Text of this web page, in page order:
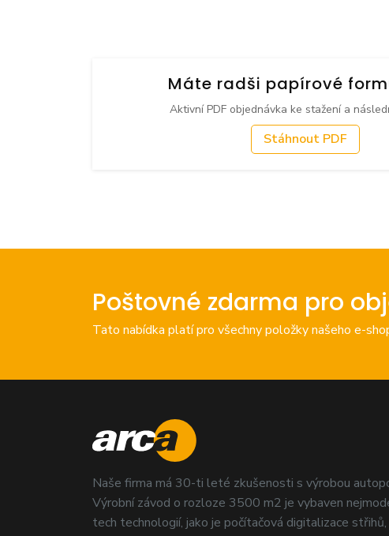
Máte radši papírové
Aktivní PDF objednávka ke stažení a
Stáhnout PDF
Poštovné zdarma pro
Tato nabídka platí pro všechny položky našeho e-
Naše firma má 30-ti leté zkušenosti s výrobou
Výrobní závod o rozloze 3500 m2 je vybaven
tech technologií, jako je počítačová digitalizace